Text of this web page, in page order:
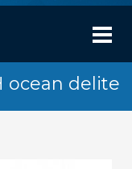
ocean delite